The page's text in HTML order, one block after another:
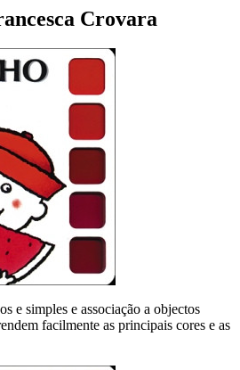
Crovara
e simples e associação a objectos
facilmente as principais cores e as